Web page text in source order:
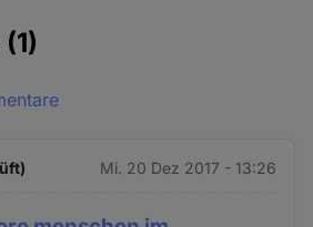
(1)
Mi. 20 Dez 2017 - 13:26